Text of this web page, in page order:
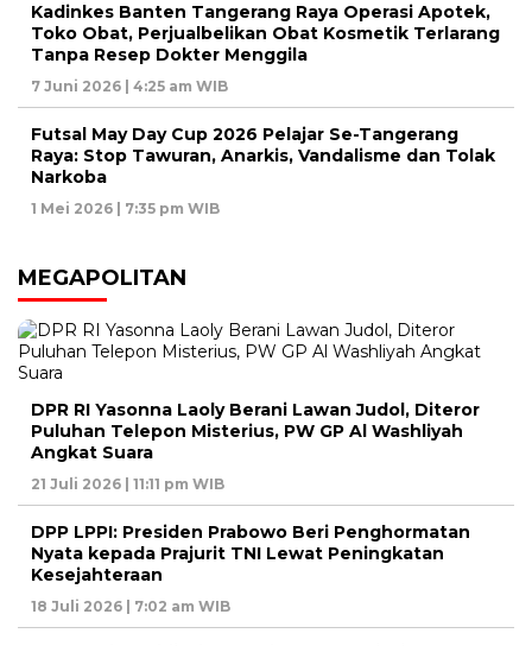
Kadinkes Banten Tangerang Raya Operasi Apotek,
Toko Obat, Perjualbelikan Obat Kosmetik Terlarang
Tanpa Resep Dokter Menggila
7 Juni 2026 | 4:25 am WIB
Futsal May Day Cup 2026 Pelajar Se-Tangerang
Raya: Stop Tawuran, Anarkis, Vandalisme dan Tolak
Narkoba
1 Mei 2026 | 7:35 pm WIB
MEGAPOLITAN
DPR RI Yasonna Laoly Berani Lawan Judol, Diteror
Puluhan Telepon Misterius, PW GP Al Washliyah
Angkat Suara
21 Juli 2026 | 11:11 pm WIB
DPP LPPI: Presiden Prabowo Beri Penghormatan
Nyata kepada Prajurit TNI Lewat Peningkatan
Kesejahteraan
18 Juli 2026 | 7:02 am WIB